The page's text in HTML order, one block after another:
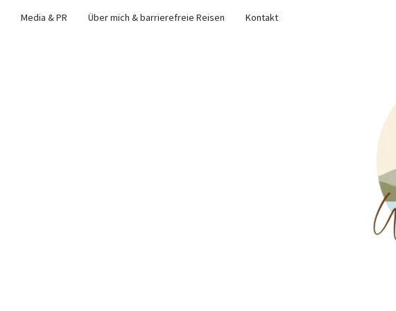
Media & PR Über mich & barrierefreie Reisen
Kontakt